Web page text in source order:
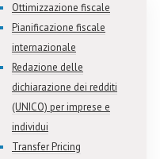
Ottimizzazione fiscale
Pianificazione fiscale
internazionale
Redazione delle
dichiarazione dei redditi
(UNICO) per imprese e
individui
Transfer Pricing